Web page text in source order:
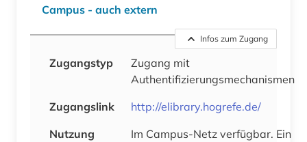
Campus - auch extern
Infos zum Zugang
Zugangstyp
Zugang mit
Authentifizierungsmechanismen
Zugangslink
http://elibrary.hogrefe.de/
Nutzung
Im Campus-Netz verfügbar. Ein